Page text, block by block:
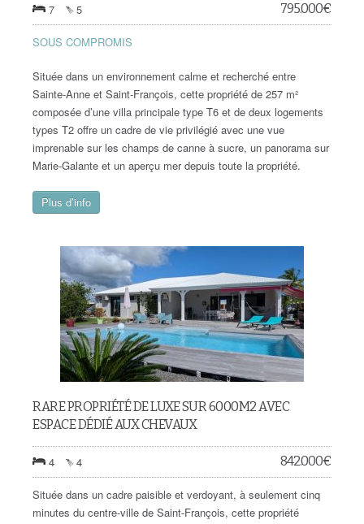
7 5 795.000€
SOUS COMPROMIS
Située dans un environnement calme et recherché entre
Sainte-Anne et Saint-François, cette propriété de 257 m²
composée d’une villa principale type T6 et de deux logements
types T2 offre un cadre de vie privilégié avec une vue
imprenable sur les champs de canne à sucre, un panorama sur
Marie-Galante et un aperçu mer depuis toute la propriété.
Plus d’info
RARE PROPRIÉTÉ DE LUXE SUR 6000M2 AVEC
ESPACE DÉDIÉ AUX CHEVAUX
4 4 842.000€
Située dans un cadre paisible et verdoyant, à seulement cinq
minutes du centre-ville de Saint-François, cette propriété